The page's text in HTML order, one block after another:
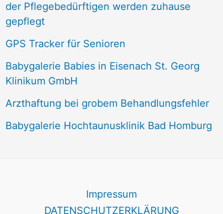
der Pflegebedürftigen werden zuhause
gepflegt
GPS Tracker für Senioren
Babygalerie Babies in Eisenach St. Georg
Klinikum GmbH
Arzthaftung bei grobem Behandlungsfehler
Babygalerie Hochtaunusklinik Bad Homburg
Impressum
DATENSCHUTZERKLÄRUNG